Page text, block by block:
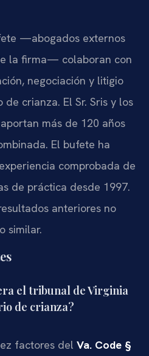
—abogados externos
la firma— colaboran con
negociación y litigio
crianza. El Sr. Sris y los
más de 120 años
El bufete ha
comprobada de
de práctica desde 1997.
anteriores no
similar.
el tribunal de Virginia
de crianza?
factores del Va. Code §